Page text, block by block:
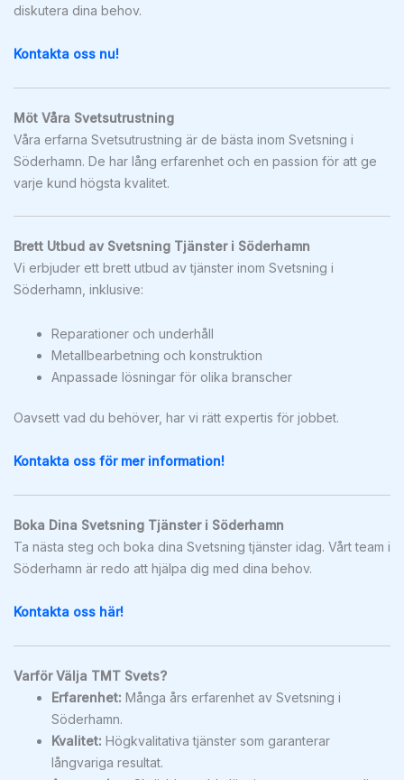
diskutera dina behov.
Kontakta oss nu!
Möt Våra Svetsutrustning
Våra erfarna Svetsutrustning är de bästa inom Svetsning i
Söderhamn. De har lång erfarenhet och en passion för att ge
varje kund högsta kvalitet.
Brett Utbud av Svetsning Tjänster i Söderhamn
Vi erbjuder ett brett utbud av tjänster inom Svetsning i
Söderhamn, inklusive:
Reparationer och underhåll
Metallbearbetning och konstruktion
Anpassade lösningar för olika branscher
Oavsett vad du behöver, har vi rätt expertis för jobbet.
Kontakta oss för mer information!
Boka Dina Svetsning Tjänster i Söderhamn
Ta nästa steg och boka dina Svetsning tjänster idag. Vårt team i
Söderhamn är redo att hjälpa dig med dina behov.
Kontakta oss här!
Varför Välja TMT Svets?
Erfarenhet: Många års erfarenhet av Svetsning i
Söderhamn.
Kvalitet: Högkvalitativa tjänster som garanterar
långvariga resultat.